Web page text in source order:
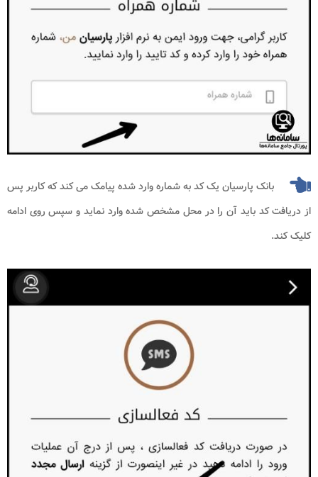
بانک پارسیان یک کد به شماره وارد شده پیامک می کند که کاربر پس
از دریافت کد باید آن را در محل مشخص شده وارد نماید و سپس روی ادامه
کلیک کند.